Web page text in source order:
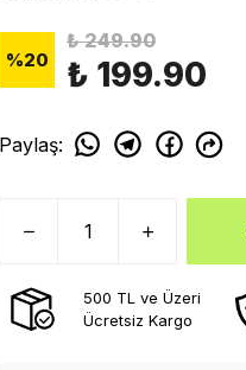
%20
₺ 249.90
₺ 199.90
Paylaş:
500 TL ve Üzeri
Ücretsiz Kargo